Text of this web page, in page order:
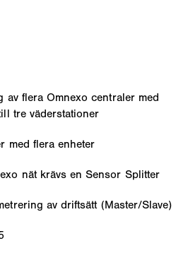
flera Omnexo centraler med
tre väderstationer
med flera enheter
nät krävs en Sensor Splitter
av driftsätt (Master/Slave)